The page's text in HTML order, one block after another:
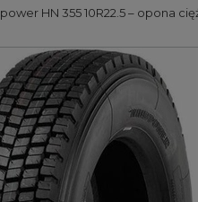
HN 355 10R22.5 – opona